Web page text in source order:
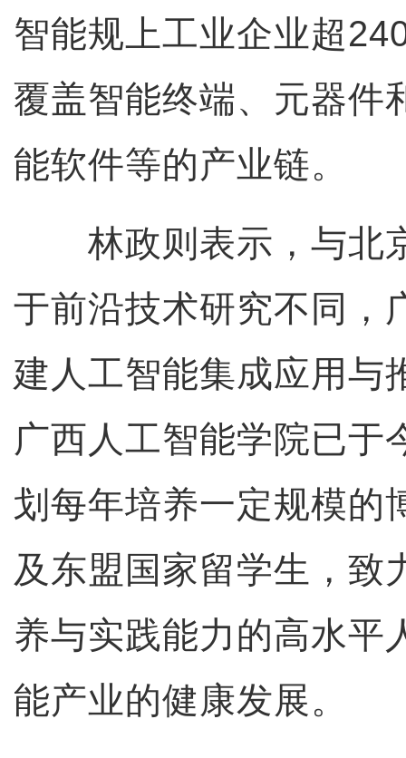
智能规上工业企业超
覆盖智能终端、元器件
能软件等的产业链。
林政则表示，与北
于前沿技术研究不同，
建人工智能集成应用与
广西人工智能学院已于
划每年培养一定规模的
及东盟国家留学生，致
养与实践能力的高水平
能产业的健康发展。